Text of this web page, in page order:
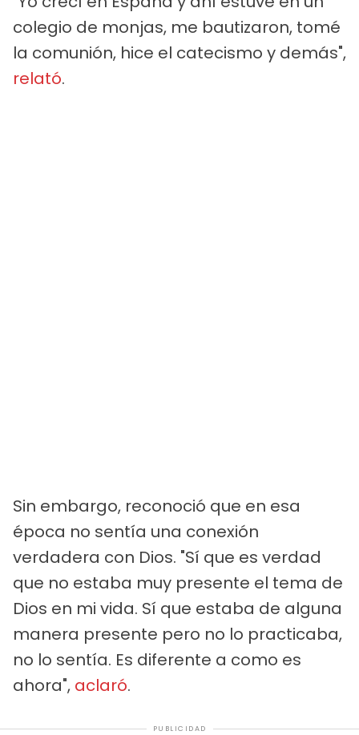
colegio de monjas, me bautizaron, tomé
la comunión, hice el catecismo y demás",
relató.
Sin embargo, reconoció que en esa
época no sentía una conexión
verdadera con Dios. "Sí que es verdad
que no estaba muy presente el tema de
Dios en mi vida. Sí que estaba de alguna
manera presente pero no lo practicaba,
no lo sentía. Es diferente a como es
ahora", aclaró.
PUBLICIDAD